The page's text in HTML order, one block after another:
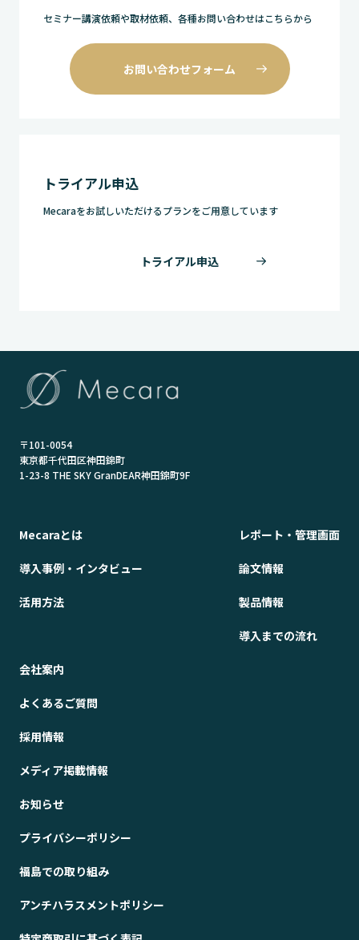
セミナー講演依頼や取材依頼、各種お問い合わせはこちらから
お問い合わせフォーム
トライアル申込
Mecaraをお試しいただけるプランをご用意しています
トライアル申込
〒101-0054
東京都千代田区神田錦町
1-23-8 THE SKY GranDEAR神田錦町9F
Mecaraとは
導入事例・インタビュー
活用方法
レポート・管理画面
論文情報
製品情報
導入までの流れ
会社案内
よくあるご質問
採用情報
メディア掲載情報
お知らせ
プライバシーポリシー
福島での取り組み
アンチハラスメントポリシー